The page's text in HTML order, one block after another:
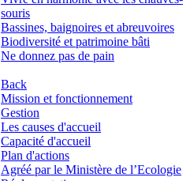
souris
Bassines, baignoires et abreuvoires
Biodiversité et patrimoine bâti
Ne donnez pas de pain
Back
Mission et fonctionnement
Gestion
Les causes d'accueil
Capacité d'accueil
Plan d'actions
Agréé par le Ministère de l’Ecologie